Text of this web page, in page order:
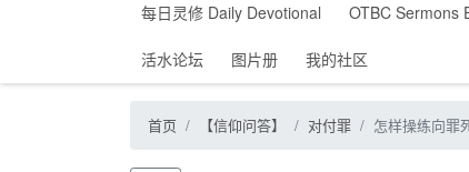
每日灵修 Daily Devotional OTBC Sermons
活水论坛 图片册 我的社区
首页 【信仰问答】 对付罪 怎样操练向罪